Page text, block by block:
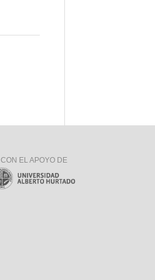
CON EL APOYO DE